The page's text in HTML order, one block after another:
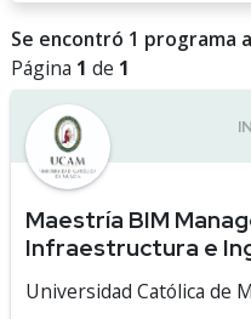
Se encontró 1 programa
Página 1 de 1
Maestría BIM
Infraestructura e
Universidad Católica de